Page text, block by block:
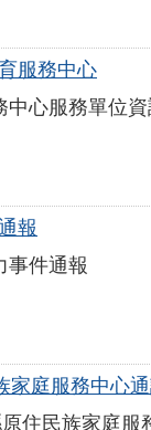
服務中心
中心服務單位
報
事件通報
家庭服務中心
住民族家庭服